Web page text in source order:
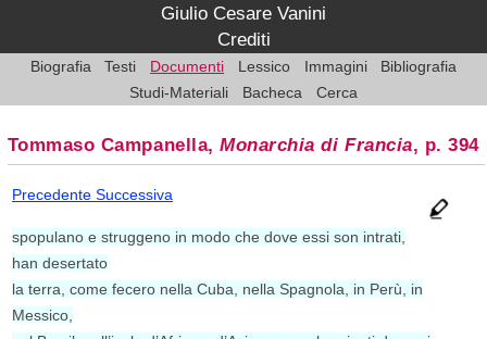
Giulio Cesare Vanini
Crediti
Biografia Testi Documenti Lessico Immagini
Bibliografia
Studi-Materiali
Bacheca Cerca
Tommaso Campanella,Monarchia di Francia, p. 394
PrecedenteSuccessiva
spopulano e struggeno in modo che dove essi son intrati,
han desertato
la terra, come fecero nella Cuba, nella Spagnola, in Perù, in
Messico,